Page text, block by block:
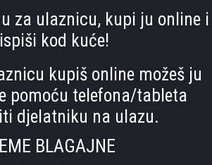
za ulaznicu, kupi ju online i
ispiši kod kuće!
kupiš online možeš ju
pomoću telefona/tableta
djelatniku na ulazu.
BLAGAJNE